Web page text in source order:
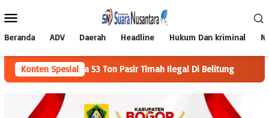
ke
Mobile
Beranda ADV Daerah Headline Hukum Dan kriminal
Konten Spesial
53 Ton Pasir Timah Ilegal Di Belitung Komisi IV DPRD